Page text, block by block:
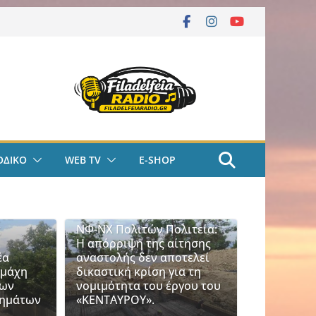
WEB TV E-SHOP
ΝΦ-ΝΧ Πολιτών Πολιτεία:
Η απόρριψη της αίτησης
αναστολής δεν αποτελεί
δικαστική κρίση για τη
νομιμότητα του έργου του
«ΚΕΝΤΑΥΡΟΥ».